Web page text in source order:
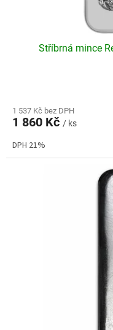
Stříbrná mince
produktu
je
z
5
1 537 Kč bez DPH
1 860 Kč / ks
DPH 21%